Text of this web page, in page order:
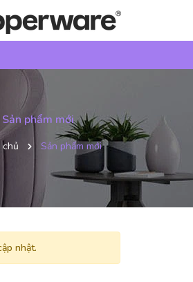
Sản phẩm mới
chủ Sản phẩm mới
nhật.